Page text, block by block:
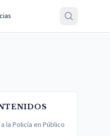
la Policía en Público